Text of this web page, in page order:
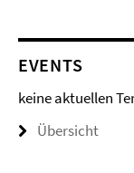
EVENTS
keine aktuellen
Übersicht